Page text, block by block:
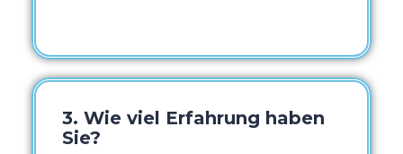
3. Wie viel Erfahrung haben
Sie?